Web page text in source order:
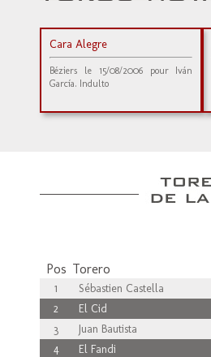
Cara Alegre
Béziers le 15/08/2006 pour Iván
García. Indulto
Pos Torero
1 Sébastien Castella
2
El Cid
3
Juan Bautista
4
El Fandi